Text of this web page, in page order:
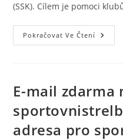
(SSK). Cílem je pomoci
Pokračovat Ve Čtení
E-mail zdarma
adresa pro